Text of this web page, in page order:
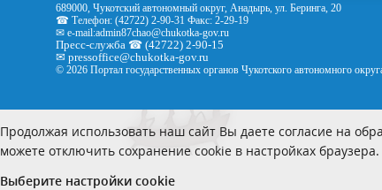
689000, Чукотский автономный округ, Анадырь, ул. Беринга, 20
☎ Телефон: (42722) 2-90-31 Факс: 2-29-19
✉ e-mail:admin87chao@chukotka-gov.ru
Пресс-служба ☎ (42722) 2-90-15
✉ pressoffice@chukotka-gov.ru
© 2026 Портал государственных органов Чукотского автономного
Продолжая использовать наш сайт Вы даете согласие на
можете отключить сохранение cookie в настройках
Выберите настройки cookie